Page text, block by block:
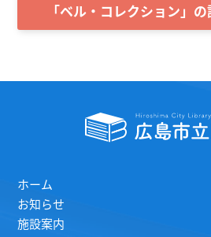
「ベル・コレクション」
ホーム
お知らせ
施設案内